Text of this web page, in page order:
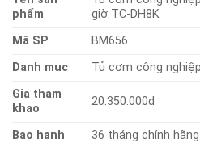
phẩm
giờ TC-DH8K
Mã SP
BM656
Danh muc
Tủ cơm công nghiệp
Gia tham
khao
20.350.000d
Bao hanh
36 tháng chính hãng